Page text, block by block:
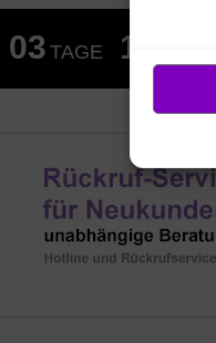
03 TAGE 17